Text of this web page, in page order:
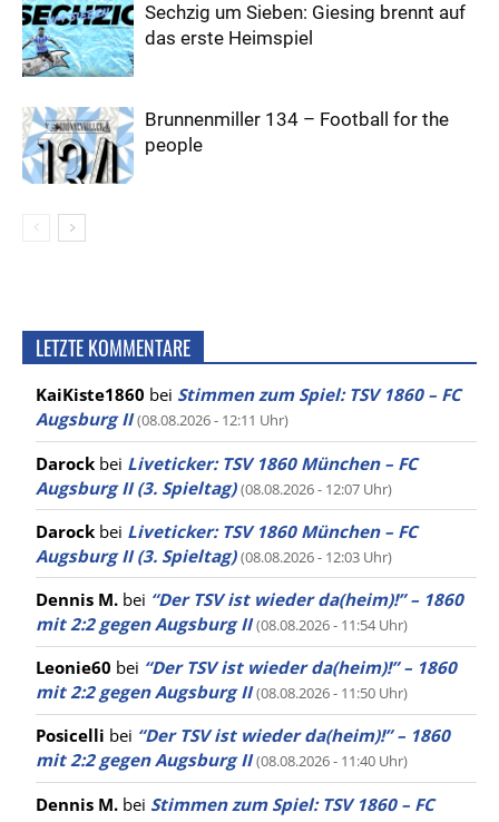
Sechzig um Sieben: Giesing brennt auf
das erste Heimspiel
Brunnenmiller 134 – Football for the
people
LETZTE KOMMENTARE
KaiKiste1860 bei Stimmen zum Spiel: TSV 1860 – FC
Augsburg II (08.08.2026 - 12:11 Uhr)
Darock bei Liveticker: TSV 1860 München – FC
Augsburg II (3. Spieltag) (08.08.2026 - 12:07 Uhr)
Darock bei Liveticker: TSV 1860 München – FC
Augsburg II (3. Spieltag) (08.08.2026 - 12:03 Uhr)
Dennis M. bei “Der TSV ist wieder da(heim)!” – 1860
mit 2:2 gegen Augsburg II (08.08.2026 - 11:54 Uhr)
Leonie60 bei “Der TSV ist wieder da(heim)!” – 1860
mit 2:2 gegen Augsburg II (08.08.2026 - 11:50 Uhr)
Posicelli bei “Der TSV ist wieder da(heim)!” – 1860
mit 2:2 gegen Augsburg II (08.08.2026 - 11:40 Uhr)
Dennis M. bei Stimmen zum Spiel: TSV 1860 – FC